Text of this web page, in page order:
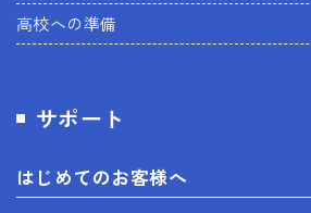
高校への準備
サポート
はじめてのお客様へ